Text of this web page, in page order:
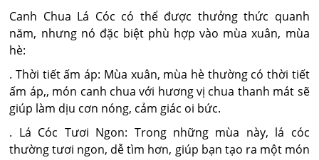
Canh Chua Lá Cóc có thể được thưởng thức quanh
năm, nhưng nó đặc biệt phù hợp vào mùa xuân, mùa
hè:
. Thời tiết ấm áp: Mùa xuân, mùa hè thường có thời tiết
ấm áp,, món canh chua với hương vị chua thanh mát sẽ
giúp làm dịu cơn nóng, cảm giác oi bức.
. Lá Cóc Tươi Ngon: Trong những mùa này, lá cóc
thường tươi ngon, dễ tìm hơn, giúp bạn tạo ra một món